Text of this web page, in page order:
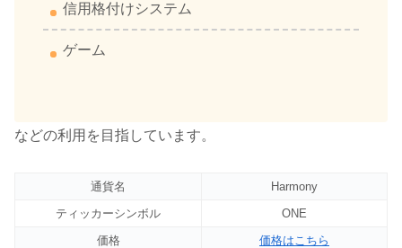
信用格付けシステム
ゲーム
などの利用を目指しています。
通貨名
Harmony
ティッカーシンボル
ONE
価格
価格はこちら